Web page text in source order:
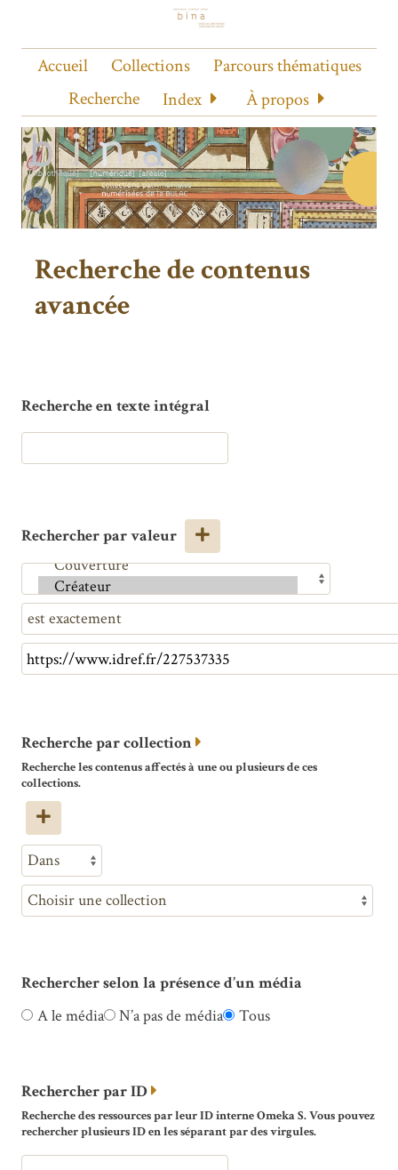
Accueil Collections
Parcours thématiques
Recherche
Index À propos
Recherche de contenus
avancée
Recherche en texte intégral
Rechercher par valeur
Recherche par collection
Recherche les contenus affectés à une ou plusieurs de ces
collections.
Rechercher selon la présence d’un média
A le média
N’a pas de média Tous
Rechercher par ID
Recherche des ressources par leur ID interne Omeka S. Vous pouvez
rechercher plusieurs ID en les séparant par des virgules.